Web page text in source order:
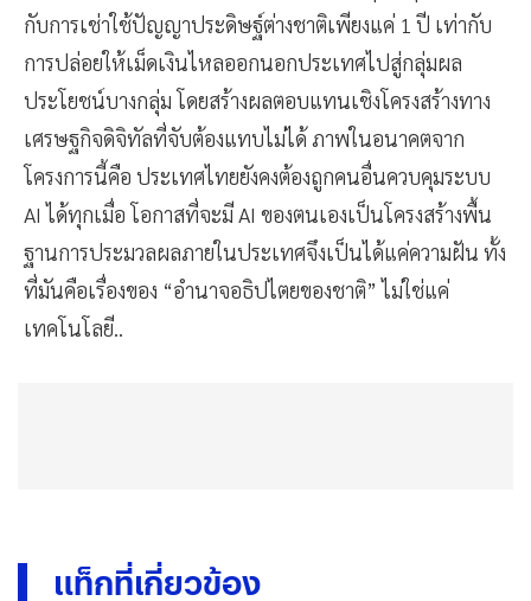
การจ่ายเงิน 1,650 ล้านบาทจากระบบกองทุนหมุนเวียนไป
กับการเช่าใช้ปัญญาประดิษฐ์ต่างชาติเพียงแค่ 1 ปี เท่ากับ
การปล่อยให้เม็ดเงินไหลออกนอกประเทศไปสู่กลุ่มผล
ประโยชน์บางกลุ่ม โดยสร้างผลตอบแทนเชิงโครงสร้างทาง
เศรษฐกิจดิจิทัลที่จับต้องแทบไม่ได้ ภาพในอนาคตจาก
โครงการนี้คือ ประเทศไทยยังคงต้องถูกคนอื่นควบคุมระบบ
AI ได้ทุกเมื่อ โอกาสที่จะมี AI ของตนเองเป็นโครงสร้างพื้น
ฐานการประมวลผลภายในประเทศจึงเป็นได้แค่ความฝัน ทั้ง
ที่มันคือเรื่องของ “อำนาจอธิปไตยของชาติ” ไม่ใช่แค่